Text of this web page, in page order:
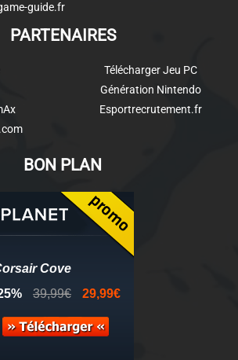
guide.fr
PARTENAIRES
Télécharger Jeu PC
Génération Nintendo
Esportrecrutement.fr
BON PLAN